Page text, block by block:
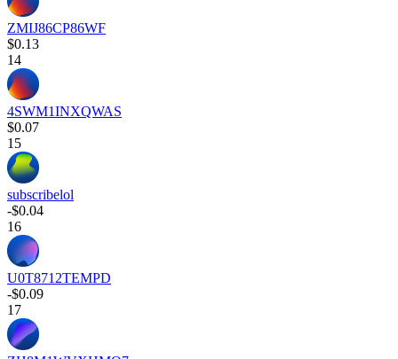
ZMIJ86CP86WF
$0.13
14
4SWM1INXQWAS
$0.07
15
subscribelol
-$0.04
16
U0T8712TEMPD
-$0.09
17